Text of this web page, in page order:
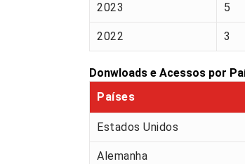
2023 5
2022 3
Donwloads e Acessos por
Países
Estados Unidos
Alemanha